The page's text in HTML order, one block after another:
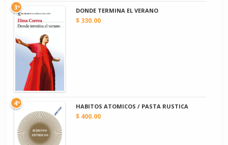
DONDE TERMINA EL VERANO
$ 330.00
3º
HABITOS ATOMICOS / PASTA RUSTICA
$ 400.00
4º